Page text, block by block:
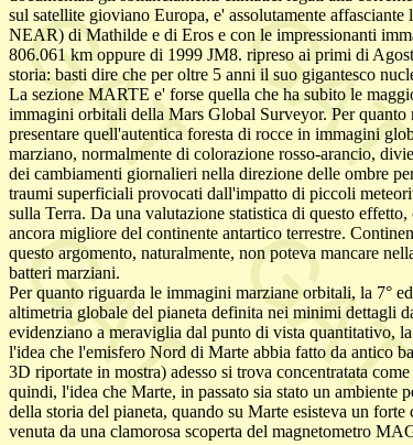
sul satellite gioviano Europa, e' assolutamente
NEAR) di Mathilde e di Eros e con le impressionanti
806.061 km oppure di 1999 JM8. ripreso ai primi di
storia: basti dire che per oltre 5 anni il suo gigantesco
La sezione MARTE e' forse quella che ha subito le
immagini orbitali della Mars Global Surveyor. Per
presentare quell'autentica foresta di rocce in immagini
marziano, normalmente di colorazione rosso-arancio,
dei cambiamenti giornalieri nella direzione delle ombre
traumi superficiali provocati dall'impatto di piccoli
sulla Terra. Da una valutazione statistica di questo
ancora migliore del continente antartico terrestre.
questo argomento, naturalmente, non poteva mancare
batteri marziani.
Per quanto riguarda le immagini marziane orbitali, la 7°
altimetria globale del pianeta definita nei minimi dettagli
evidenziano a meraviglia dal punto di vista quantitativo,
l'idea che l'emisfero Nord di Marte abbia fatto da antico
3D riportate in mostra) adesso si trova concentratata
quindi, l'idea che Marte, in passato sia stato un
della storia del pianeta, quando su Marte esisteva un
venuta da una clamorosa scoperta del magnetometro